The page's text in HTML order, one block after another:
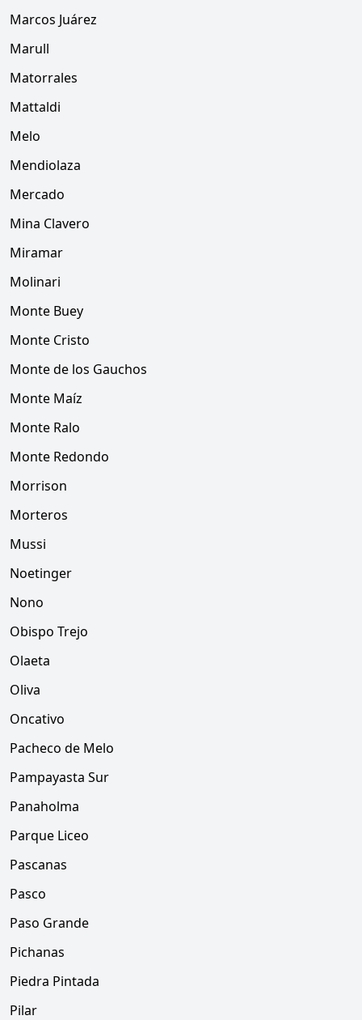
Marcos Juárez
Marull
Matorrales
Mattaldi
Melo
Mendiolaza
Mercado
Mina Clavero
Miramar
Molinari
Monte Buey
Monte Cristo
Monte de los Gauchos
Monte Maíz
Monte Ralo
Monte Redondo
Morrison
Morteros
Mussi
Noetinger
Nono
Obispo Trejo
Olaeta
Oliva
Oncativo
Pacheco de Melo
Pampayasta Sur
Panaholma
Parque Liceo
Pascanas
Pasco
Paso Grande
Pichanas
Piedra Pintada
Pilar